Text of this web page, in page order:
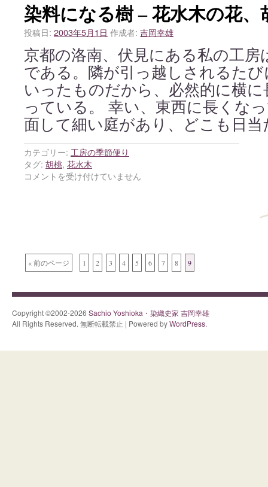
染料になる樹 – 花水木の花、
投稿日: 2003年5月1日 作成者: 吉岡幸雄
京都の洛南、伏見にある私の工房
である。隣が引っ越しされるた
いったものだから、必然的に横
っている。 幸い、東西に長くな
面して細い庭があり、どこも日
カテゴリー: 工房の季節便り
タグ: 胡桃, 花水木
コメントを受け付けていません
« 前のページ 1 2 3 4 5 6 7 8 9
Copyright ©2002-2026 Sachio Yoshioka・染織史家 吉岡幸雄
All Rights Reserved. 無断転載禁止 | Powered byWordPress.